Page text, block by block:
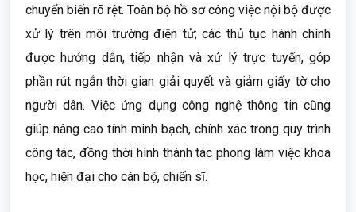
chuyển biến rõ rệt. Toàn bộ hồ sơ công việc nội bộ được
xử lý trên môi trường điện tử; các thủ tục hành chính
được hướng dẫn, tiếp nhận và xử lý trực tuyến, góp
phần rút ngắn thời gian giải quyết và giảm giấy tờ cho
người dân. Việc ứng dụng công nghệ thông tin cũng
giúp nâng cao tính minh bạch, chính xác trong quy trình
công tác, đồng thời hình thành tác phong làm việc khoa
học, hiện đại cho cán bộ, chiến sĩ.